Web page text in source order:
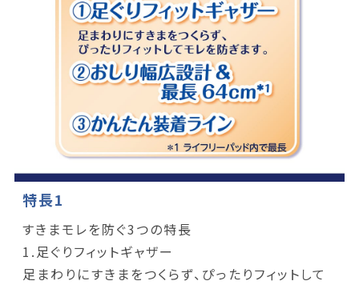
特長1
すきまモレを防ぐ3つの特長
1.足ぐりフィットギャザー
足まわりにすきまをつくらず、ぴったりフィットして